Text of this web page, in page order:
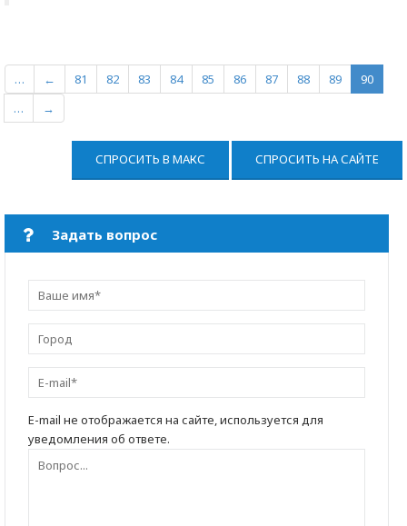
… ← 81 82 83 84 85 86 87 88 89
90
…
→
СПРОСИТЬ В МАКС СПРОСИТЬ НА САЙТЕ
Задать вопрос
E-mail не отображается на сайте, используется для
уведомления об ответе.